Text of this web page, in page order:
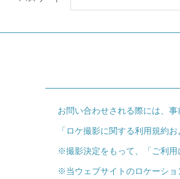
お問い合わせされる際には、事
「ロケ撮影に関する利用規約
※撮影決定をもって、「ご利用
※当ウェブサイトのロケーショ